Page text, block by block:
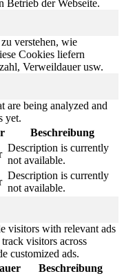
Betrieb der Webseite.
verstehen, wie
Cookies liefern
Verweildauer usw.
are being analyzed and
yet.
Beschreibung
Description is currently
not available.
Description is currently
not available.
visitors with relevant ads
visitors across
customized ads.
Beschreibung